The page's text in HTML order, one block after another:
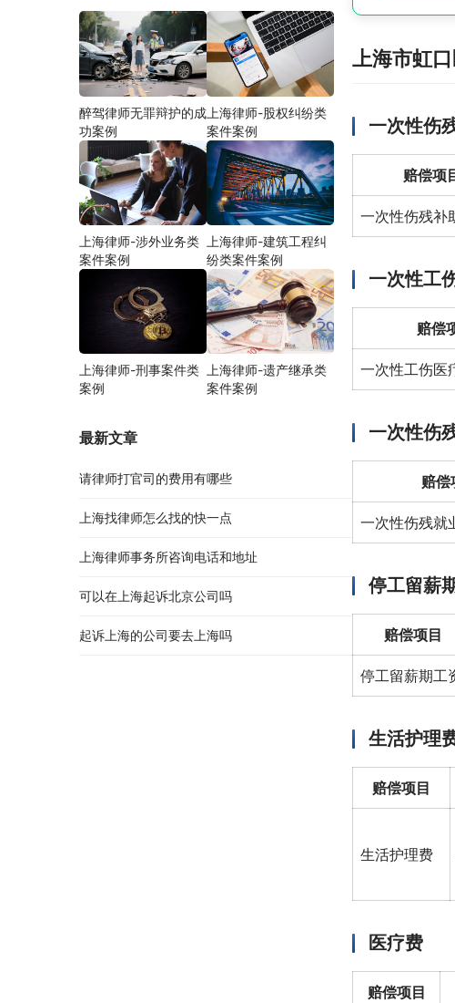
上海市虹
一次性伤
赔偿项
一次性伤残补
一次性工
赔偿
一次性工伤医
一次性伤
赔偿
一次性伤残就
停工留薪
赔偿项目
停工留薪期工
生活护理
赔偿项目
生活护理费
医疗费
赔偿项目
醉驾律师无罪辩护的成
功案例
上海律师-股权纠纷类
案件案例
上海律师-涉外业务类
案件案例
上海律师-建筑工程纠
纷类案件案例
上海律师-刑事案件类
案例
上海律师-遗产继承类
案件案例
最新文章
请律师打官司的费用有哪些
上海找律师怎么找的快一点
上海律师事务所咨询电话和地址
可以在上海起诉北京公司吗
起诉上海的公司要去上海吗